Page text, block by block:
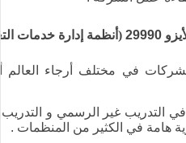
( أنظمة إدارة خدمات
في مختلف أرجاء العالم
في التدريب غير الرسمي و
هامة في الكثير من المنظمات .